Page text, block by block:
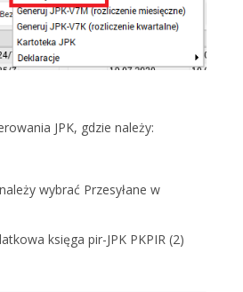
JPK, gdzie należy:
wybrać Przesyłane w
księga pir-JPK PKPIR (2)